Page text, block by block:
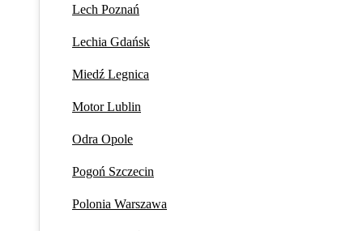
Lech Poznań
Lechia Gdańsk
Miedź Legnica
Motor Lublin
Odra Opole
Pogoń Szczecin
Polonia Warszawa